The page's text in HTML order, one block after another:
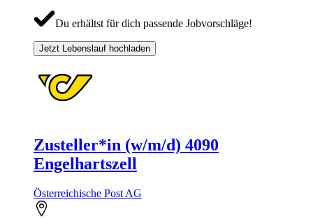
Du erhältst für dich passende Jobvorschläge!
Jetzt Lebenslauf hochladen
Zusteller*in (w/m/d) 4090
Engelhartszell
Österreichische Post AG